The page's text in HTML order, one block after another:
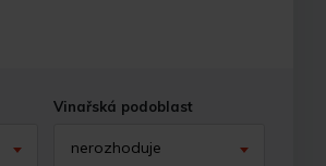
Vinařská podoblast
nerozhoduje